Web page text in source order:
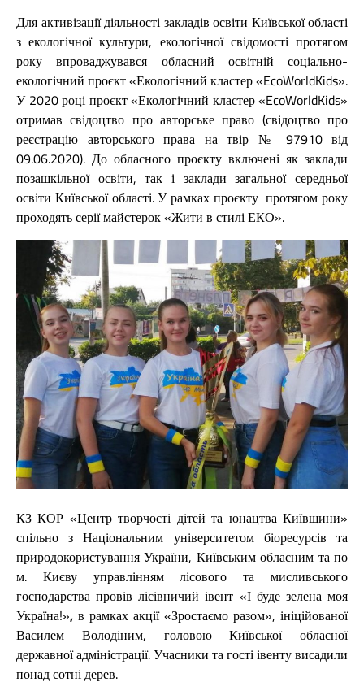
Для активізації діяльності закладів освіти Київської області
з екологічної культури, екологічної свідомості протягом
року впроваджувався обласний освітній соціально-
екологічний проєкт «Екологічний кластер «EcoWorldKids».
У 2020 році проєкт «Екологічний кластер «EcoWorldKids»
отримав свідоцтво про авторське право (свідоцтво про
реєстрацію авторського права на твір № 97910 від
09.06.2020). До обласного проєкту включені як заклади
позашкільної освіти, так і заклади загальної середньої
освіти Київської області. У рамках проєкту протягом року
проходять серії майстерок «Жити в стилі ЕКО».
КЗ КОР «Центр творчості дітей та юнацтва Київщини»
спільно з Національним університетом біоресурсів та
природокористування України, Київським обласним та по
м. Києву управлінням лісового та мисливського
господарства провів лісівничий івент «І буде зелена моя
Україна!», в рамках акції «Зростаємо разом», ініційованої
Василем Володіним, головою Київської обласної
державної адміністрації.Учасники та гості івенту висадили
понад сотні дерев.